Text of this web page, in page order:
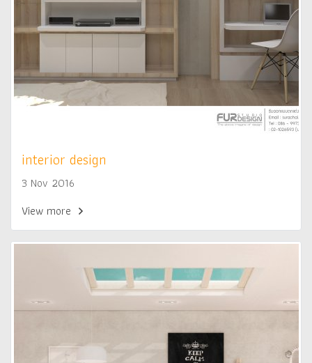
interior design
3 Nov 2016
View more